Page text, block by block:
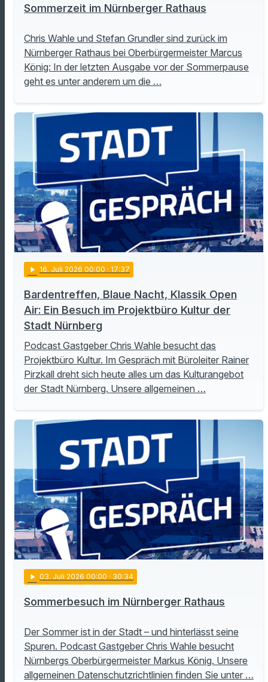
Sommerzeit im Nürnberger Rathaus
Chris Wahle und Stefan Grundler sind zurück im
Nürnberger Rathaus bei Oberbürgermeister Marcus
König: In der letzten Ausgabe vor der Sommerpause
geht es unter anderem um die …
play_arrow 16. Juli 2026 00:00 · 17:37
Bardentreffen, Blaue Nacht, Klassik Open
Air: Ein Besuch im Projektbüro Kultur der
Stadt Nürnberg
Podcast Gastgeber Chris Wahle besucht das
Projektbüro Kultur. Im Gespräch mit Büroleiter Rainer
Pirzkall dreht sich heute alles um das Kulturangebot
der Stadt Nürnberg. Unsere allgemeinen …
play_arrow 03. Juli 2026 00:00 · 30:34
Sommerbesuch im Nürnberger Rathaus
Der Sommer ist in der Stadt – und hinterlässt seine
Spuren. Podcast Gastgeber Chris Wahle besucht
Nürnbergs Oberbürgermeister Markus König. Unsere
allgemeinen Datenschutzrichtlinien finden Sie unter …